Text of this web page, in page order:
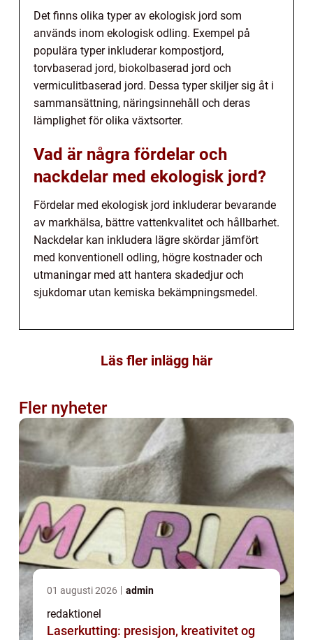
Det finns olika typer av ekologisk jord som
används inom ekologisk odling. Exempel på
populära typer inkluderar kompostjord,
torvbaserad jord, biokolbaserad jord och
vermiculitbaserad jord. Dessa typer skiljer sig åt i
sammansättning, näringsinnehåll och deras
lämplighet för olika växtsorter.
Vad är några fördelar och
nackdelar med ekologisk jord?
Fördelar med ekologisk jord inkluderar bevarande
av markhälsa, bättre vattenkvalitet och hållbarhet.
Nackdelar kan inkludera lägre skördar jämfört
med konventionell odling, högre kostnader och
utmaningar med att hantera skadedjur och
sjukdomar utan kemiska bekämpningsmedel.
Läs fler inlägg här
Fler nyheter
01 augusti 2026 admin
redaktionel
Laserkutting: presisjon, kreativitet og